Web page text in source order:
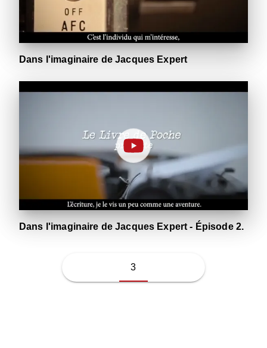
Dans l'imaginaire de Jacques Expert
Dans l'imaginaire de Jacques Expert - Épisode 2.
3